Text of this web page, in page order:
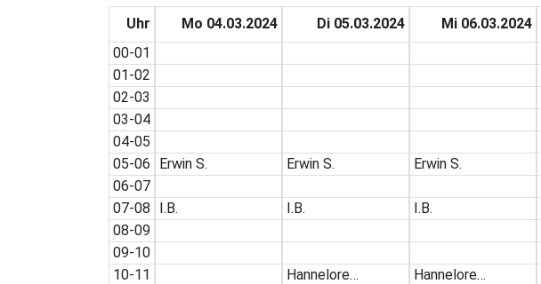
Uhr
00-01
01-02
02-03
03-04
04-05
05-06
06-07
07-08
08-09
09-10
10-11
Mo 04.03.2024
Erwin S.
I.B.
Di 05.03.2024
Erwin S.
I.B.
Hannelore…
Mi 06.03.2024
Erwin S.
I.B.
Hannelore…